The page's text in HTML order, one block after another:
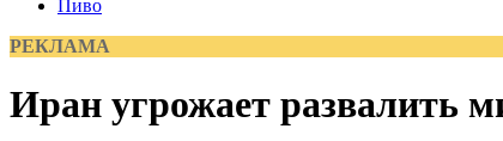
Пиво
РЕКЛАМА
Иран угрожает развалить